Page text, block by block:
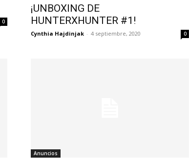
0
¡UNBOXING DE
HUNTERXHUNTER #1!
Cynthia Hajdinjak - 4 septiembre, 2020 0
Anuncios